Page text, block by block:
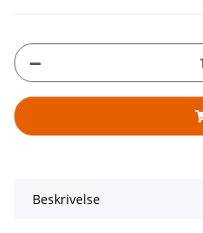
Beskrivelse